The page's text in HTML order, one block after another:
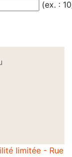
(ex. :
limitée - Rue